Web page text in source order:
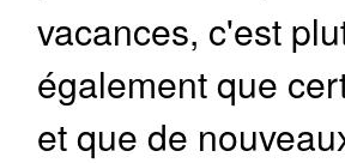
vacances, c'est
également que
et que de